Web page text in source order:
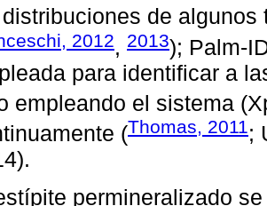
de algunos
2012, 2013); Palm-
para identificar a
empleando el sistema
(Thomas, 2011;
permineralizado